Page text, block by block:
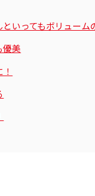
いってもボリューム
優美